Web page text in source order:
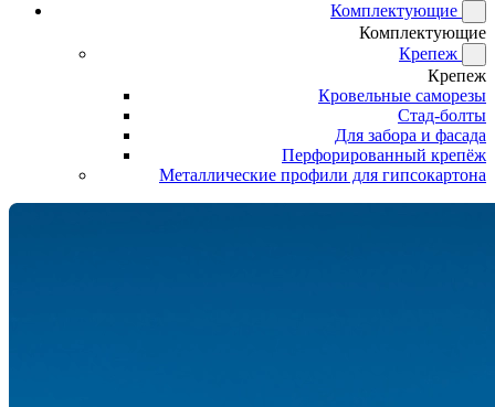
Комплектующие
Комплектующие
Крепеж
Крепеж
Кровельные саморезы
Стад-болты
Для забора и фасада
Перфорированный крепёж
Металлические профили для гипсокартона